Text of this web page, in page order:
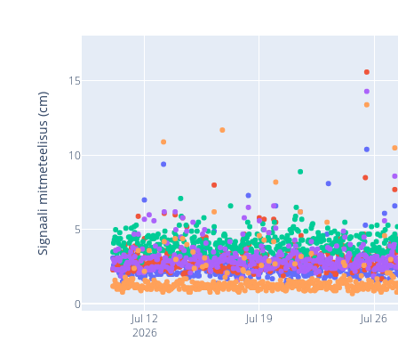
Jul 12
2026
Jul 19 Jul 26
0
5
10
15
Signaali mitmeteelisus (cm)